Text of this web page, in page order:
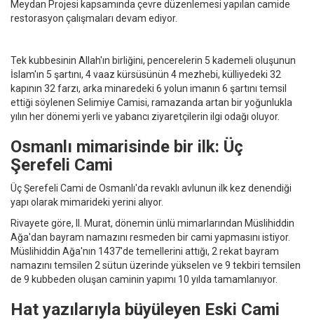
Meydan Projesi kapsamında çevre düzenlemesi yapılan camide
restorasyon çalışmaları devam ediyor.
Tek kubbesinin Allah'ın birliğini, pencerelerin 5 kademeli oluşunun
İslam'ın 5 şartını, 4 vaaz kürsüsünün 4 mezhebi, külliyedeki 32
kapının 32 farzı, arka minaredeki 6 yolun imanın 6 şartını temsil
ettiği söylenen Selimiye Camisi, ramazanda artan bir yoğunlukla
yılın her dönemi yerli ve yabancı ziyaretçilerin ilgi odağı oluyor.
Osmanlı mimarisinde bir ilk: Üç
Şerefeli Cami
Üç Şerefeli Cami de Osmanlı'da revaklı avlunun ilk kez denendiği
yapı olarak mimarideki yerini alıyor.
Rivayete göre, II. Murat, dönemin ünlü mimarlarından Müslihiddin
Ağa'dan bayram namazını resmeden bir cami yapmasını istiyor.
Müslihiddin Ağa'nın 1437'de temellerini attığı, 2 rekat bayram
namazını temsilen 2 sütun üzerinde yükselen ve 9 tekbiri temsilen
de 9 kubbeden oluşan caminin yapımı 10 yılda tamamlanıyor.
Hat yazılarıyla büyüleyen Eski Cami